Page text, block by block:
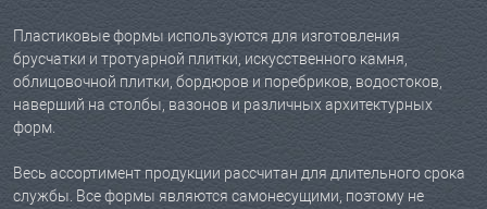
Пластиковые формы используются для изготовления
брусчатки и тротуарной плитки, искусственного камня,
облицовочной плитки, бордюров и поребриков, водостоков,
наверший на столбы, вазонов и различных архитектурных
форм.
Весь ассортимент продукции рассчитан для длительного срока
службы. Все формы являются самонесущими, поэтому не